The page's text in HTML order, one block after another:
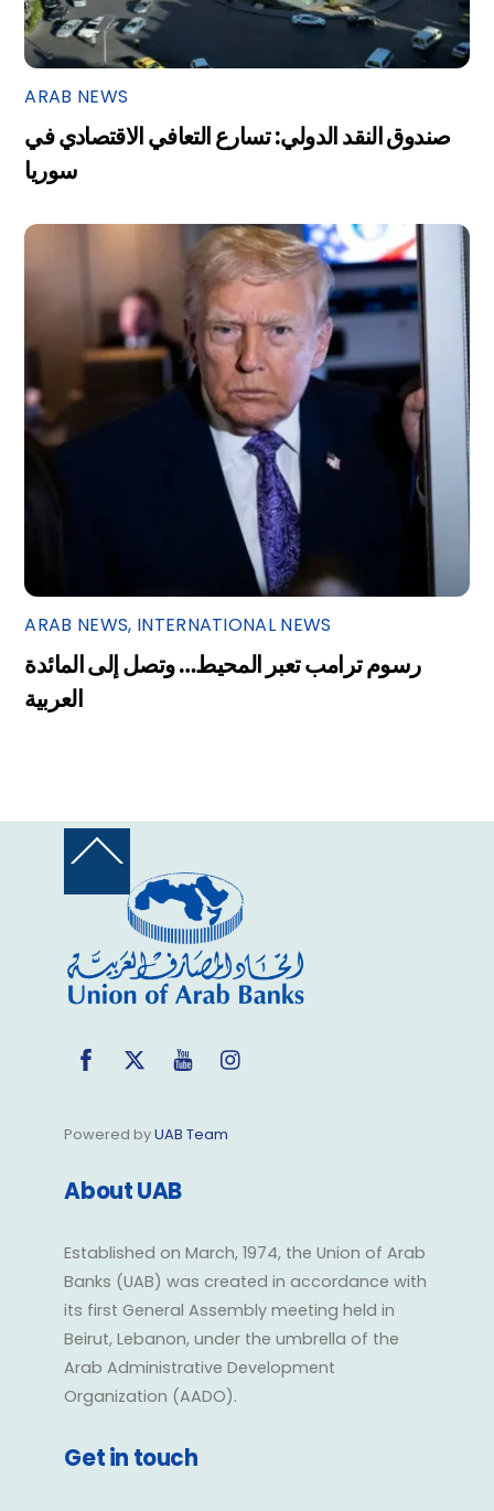
ARAB NEWS
صندوق النقد الدولي: تسارع التعافي الاقتصادي في
سوريا
ARAB NEWS, INTERNATIONAL NEWS
رسوم ترامب تعبر المحيط… وتصل إلى المائدة
العربية
Back
Top
Facebook
Twitter YouTube
Powered byUAB Team
About UAB
Established on March, 1974, the Union of Arab
Banks (UAB) was created in accordance with
its first General Assembly meeting held in
Beirut, Lebanon, under the umbrella of the
Arab Administrative Development
Organization (AADO).
Get in touch